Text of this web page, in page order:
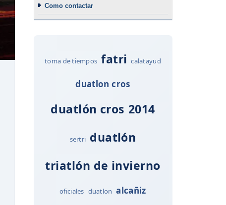
Como contactar
toma de tiempos fatri calatayud
duatlon cros
duatlón cros 2014
sertri duatlón
triatlón de invierno
oficiales duatlon alcañiz